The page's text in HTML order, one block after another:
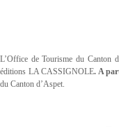
L’Office de Tourisme du Canton
éditions LA CASSIGNOLE. A
du Canton d’Aspet.